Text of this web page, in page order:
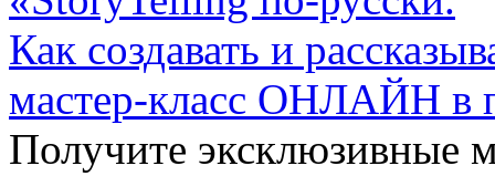
Как создавать и
мастер-класс ОНЛАЙН в
Получите эксклюзивные